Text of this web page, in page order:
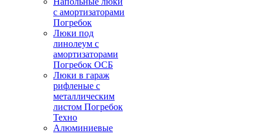
с амортизаторами
Погребок
Люки под
линолеум с
амортизаторами
Погребок ОСБ
Люки в гараж
рифленые с
металлическим
листом Погребок
Техно
Алюминиевые